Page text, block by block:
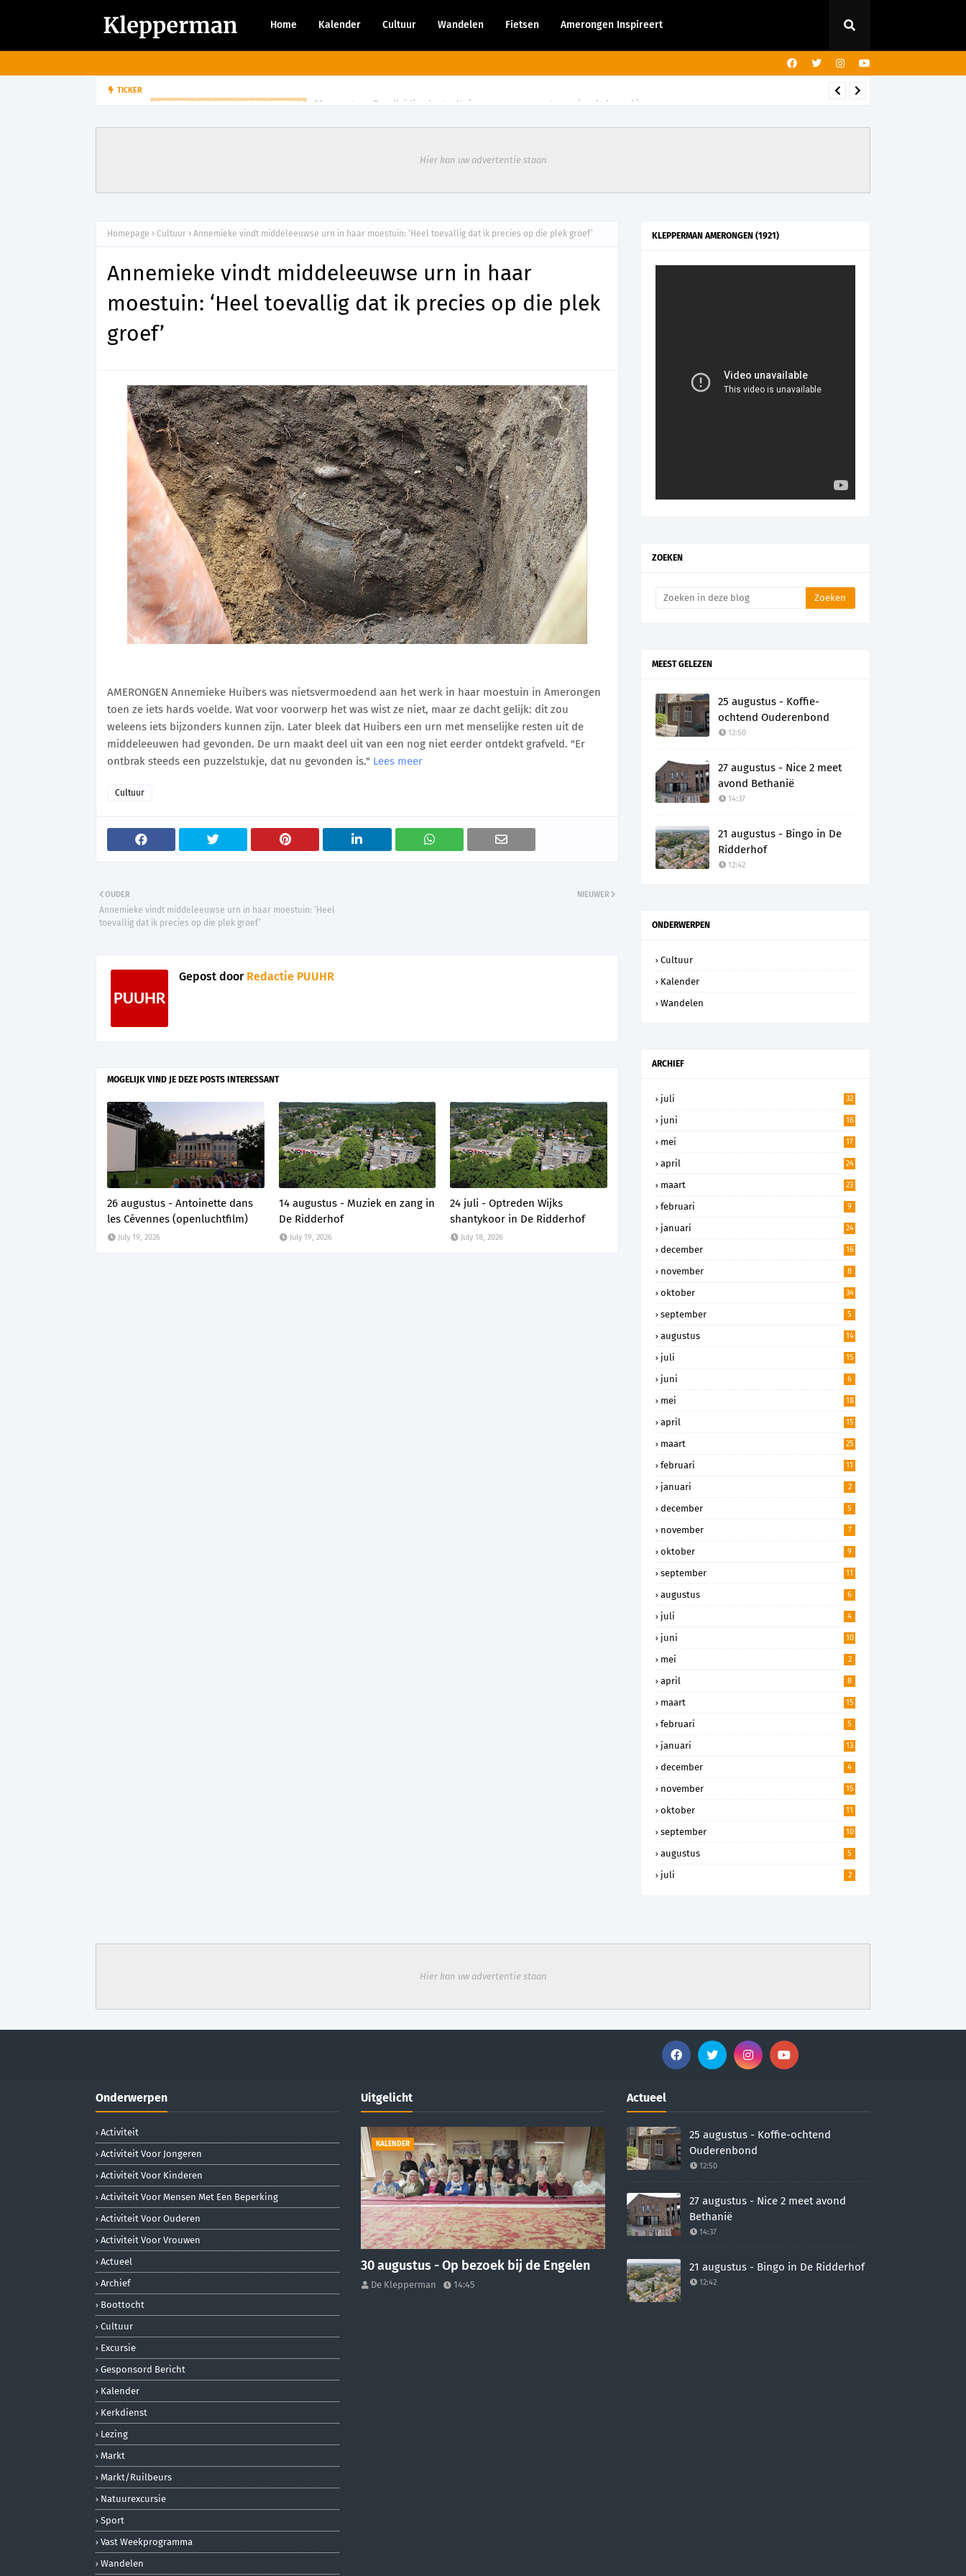
Home Kalender Cultuur Wandelen Fietsen Amerongen Inspireert
TICKER
Hier kan uw advertentie staan
Homepage Cultuur Annemieke vindt middeleeuwse urn in haar moestuin: ‘Heel toevallig dat ik precies op die plek groef’
Annemieke vindt middeleeuwse urn in haar
moestuin: ‘Heel toevallig dat ik precies op die plek
groef’
AMERONGEN Annemieke Huibers was nietsvermoedend aan het werk in haar moestuin in Amerongen
toen ze iets hards voelde. Wat voor voorwerp het was wist ze niet, maar ze dacht gelijk: dit zou
weleens iets bijzonders kunnen zijn. Later bleek dat Huibers een urn met menselijke resten uit de
middeleeuwen had gevonden. De urn maakt deel uit van een nog niet eerder ontdekt grafveld. "Er
ontbrak steeds een puzzelstukje, dat nu gevonden is." Lees meer
Cultuur
NIEUWER
OUDER
Annemieke vindt middeleeuwse urn in haar moestuin: ‘Heel
toevallig dat ik precies op die plek groef’
Gepost doorRedactie PUUHR
MOGELIJK VIND JE DEZE POSTS INTERESSANT
26 augustus - Antoinette dans
les Cévennes (openluchtfilm)
July 19, 2026
14 augustus - Muziek en zang in
De Ridderhof
July 19, 2026
24 juli - Optreden Wijks
shantykoor in De Ridderhof
July 18, 2026
KLEPPERMAN AMERONGEN (1921)
ZOEKEN
MEEST GELEZEN
25 augustus - Koffie-
ochtend Ouderenbond
12:50
27 augustus - Nice 2 meet
avond Bethanië
14:37
21 augustus - Bingo in De
Ridderhof
12:42
ONDERWERPEN
Cultuur
Kalender
Wandelen
ARCHIEF
juli 32
juni 16
mei 17
april 24
maart 23
februari 9
januari 24
december 16
november 8
oktober 34
september 5
augustus 14
juli 15
juni 6
mei 18
april 15
maart 25
februari 11
januari 2
december 5
november 7
oktober 9
september 11
augustus 6
juli 4
juni 10
mei 2
april 8
maart 15
februari 5
januari 13
december 4
november 15
oktober 11
september 10
augustus 5
juli 2
Hier kan uw advertentie staan
Onderwerpen
Activiteit
Activiteit Voor Jongeren
Activiteit Voor Kinderen
Activiteit Voor Mensen Met Een Beperking
Activiteit Voor Ouderen
Activiteit Voor Vrouwen
Actueel
Archief
Boottocht
Cultuur
Excursie
Gesponsord Bericht
Kalender
Kerkdienst
Lezing
Markt
Markt/ruilbeurs
Natuurexcursie
Sport
Vast Weekprogramma
Wandelen
Uitgelicht
KALENDER
30 augustus - Op bezoek bij de Engelen
De Klepperman 14:45
Actueel
25 augustus - Koffie-ochtend
Ouderenbond
12:50
27 augustus - Nice 2 meet avond
Bethanië
14:37
21 augustus - Bingo in De Ridderhof
12:42